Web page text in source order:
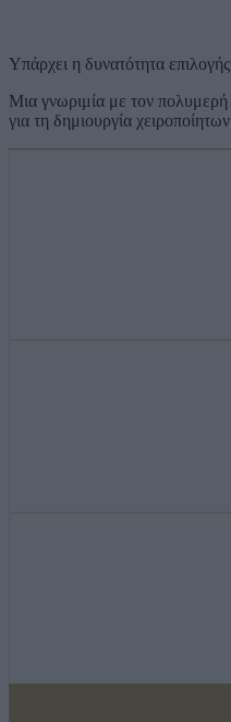
Υπάρχει η δυνατότητα
Μια γνωριμία με τον πολυμερή
για τη δημιουργία